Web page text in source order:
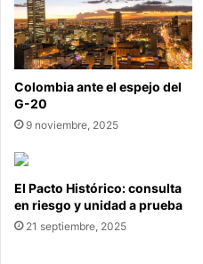
Colombia ante el espejo del
G-20
9 noviembre, 2025
El Pacto Histórico: consulta
en riesgo y unidad a prueba
21 septiembre, 2025